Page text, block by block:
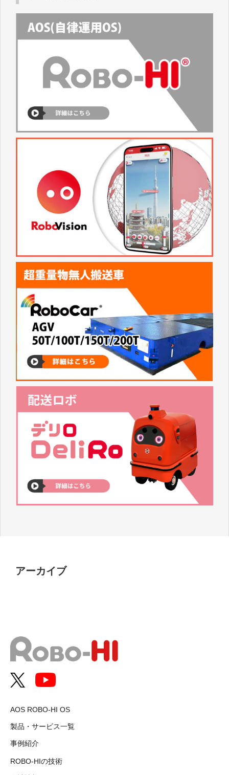
アーカイブ
AOS ROBO-HI OS
製品・サービス一覧
事例紹介
ROBO-HIの技術